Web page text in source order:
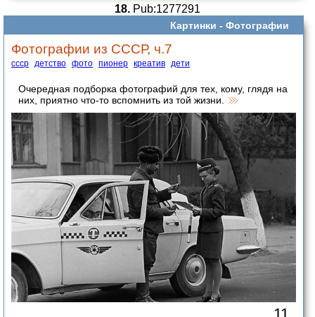
18. Pub:1277291
Картинки - Фотографии
Фотографии из СССР, ч.7
ссср детство фото пионер креатив дети
Очередная подборка фотографий для тех, кому, глядя на
них, приятно что-то вспомнить из той жизни.